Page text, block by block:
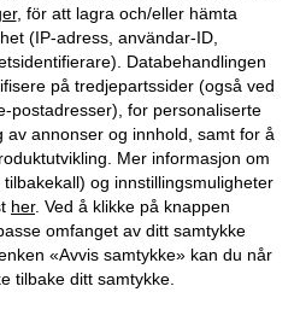
finne oss på
, för att lagra och/eller hämta
(IP-adress, användar-ID,
Databehandlingen
på tredjepartssider (også ved
postadresser), for personaliserte
annonser og innhold, samt for å
Mer informasjon om
og innstillingsmuligheter
her. Ved å klikke på knappen
omfanget av ditt samtykke
«Avvis samtykke» kan du når
tilbake ditt samtykke.